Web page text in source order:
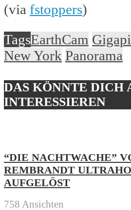
(via fstoppers)
TagsEarthCam
New York Panorama
DAS KÖNNTE DICH
INTERESSIEREN
“DIE NACHTWACHE”
REMBRANDT
AUFGELÖST
758 Ansichten